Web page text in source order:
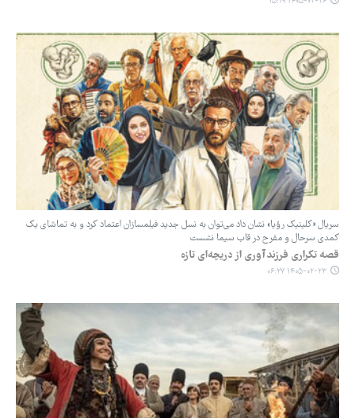
سریال «کلینیک رؤیا» نشان داد می‌توان به نسل جدید فیلمسازان اعتماد کرد و به تماشای یک
کمدی سرحال و مفرح در قاب سیما نشست
قصه‌ تکراری فرزندآوری از دریچه‌ای تازه
۱۴۰۵-۰۲-۲۳ ۰۶:۲۷